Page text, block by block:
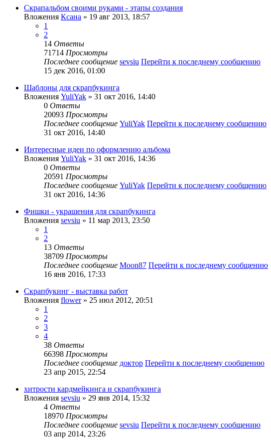
Скрапальбом своими руками - этапы создания
Вложения Ксана » 19 авг 2013, 18:57
1
2
14 Ответы
71714 Просмотры
Последнее сообщение sevsiu Перейти к последнему сообщению
15 дек 2016, 01:00
Шаблоны для скрапбукинга
Вложения YuliYak » 31 окт 2016, 14:40
0 Ответы
20093 Просмотры
Последнее сообщение YuliYak Перейти к последнему сообщению
31 окт 2016, 14:40
Интересные идеи по оформлению альбома
Вложения YuliYak » 31 окт 2016, 14:36
0 Ответы
20591 Просмотры
Последнее сообщение YuliYak Перейти к последнему сообщению
31 окт 2016, 14:36
Фишки - украшения для скрапбукинга
Вложения sevsiu » 11 мар 2013, 23:50
1
2
13 Ответы
38709 Просмотры
Последнее сообщение Moon87 Перейти к последнему сообщению
16 янв 2016, 17:33
Скрапбукинг - выставка работ
Вложения flower» 25 июл 2012, 20:51
1
2
3
4
38 Ответы
66398 Просмотры
Последнее сообщение доктор Перейти к последнему сообщению
23 апр 2015, 22:54
хитрости кардмейкинга и скрапбукинга
Вложения sevsiu » 29 янв 2014, 15:32
4 Ответы
18970 Просмотры
Последнее сообщение sevsiu Перейти к последнему сообщению
03 апр 2014, 23:26